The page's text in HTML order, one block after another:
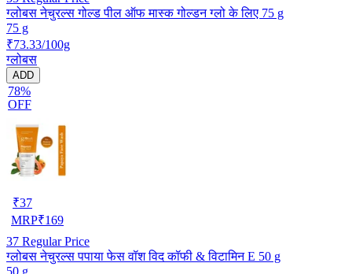
ग्लोबस नेचुरल्स गोल्ड पील ऑफ मास्क गोल्डन ग्लो के लिए 75 g
75 g
₹73.33/100g
ग्लोबस
ADD
78%
OFF
₹37
MRP₹169
37 Regular Price
ग्लोबस नेचुरल्स पपाया फेस वॉश विद कॉफी & विटामिन E 50 g
50 g